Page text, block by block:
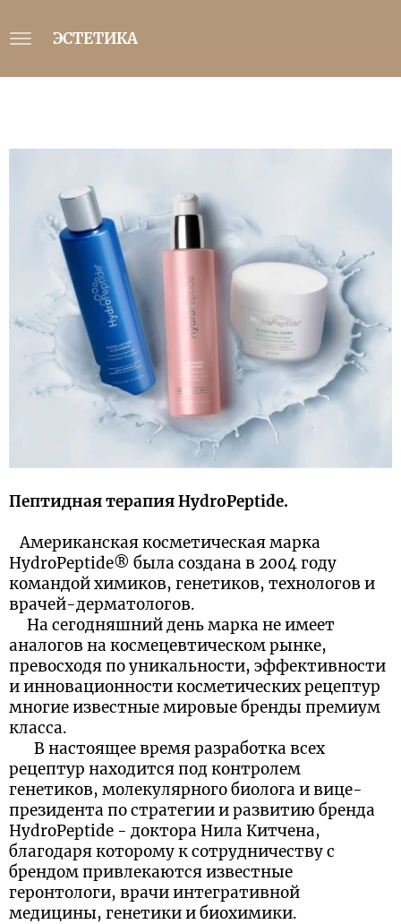
ЭСТЕТИКА
Пептидная терапия HydroPeptide.
Американская косметическая марка
HydroPeptide® была создана в 2004 году
командой химиков, генетиков, технологов и
врачей-дерматологов.
На сегодняшний день марка не имеет
аналогов на космецевтическом рынке,
превосходя по уникальности, эффективности
и инновационности косметических рецептур
многие известные мировые бренды премиум
класса.
В настоящее время разработка всех
рецептур находится под контролем
генетиков, молекулярного биолога и вице-
президента по стратегии и развитию бренда
HydroPeptide - доктора Нила Китчена,
благодаря которому к сотрудничеству с
брендом привлекаются известные
геронтологи, врачи интегративной
медицины, генетики и биохимики.